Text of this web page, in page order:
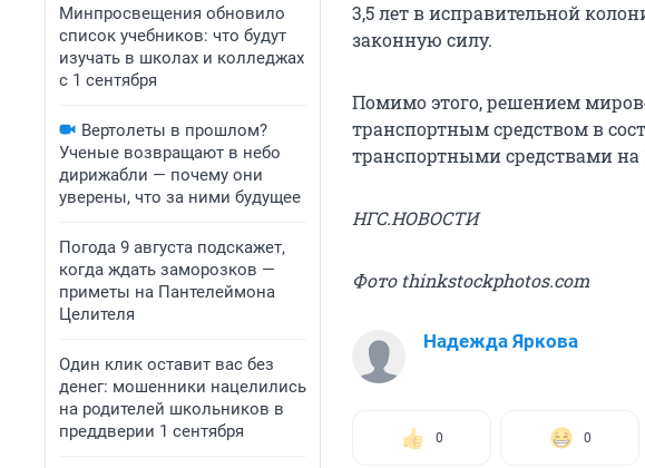
Минпросвещения обновило
список учебников: что будут
изучать в школах и колледжах
с 1 сентября
Вертолеты в прошлом?
Ученые возвращают в небо
дирижабли — почему они
уверены, что за ними будущее
Погода 9 августа подскажет,
когда ждать заморозков —
приметы на Пантелеймона
Целителя
Один клик оставит вас без
денег: мошенники нацелились
на родителей школьников в
преддверии 1 сентября
3,5 лет в исправительной
законную силу.
Помимо этого, решением
транспортным средством в
транспортными средствами на
НГС.НОВОСТИ
Фото thinkstockphotos.com
Надежда Яркова
0 0